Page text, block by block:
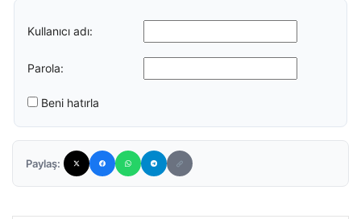
Kullanıcı adı:
Parola:
Beni hatırla
Paylaş: